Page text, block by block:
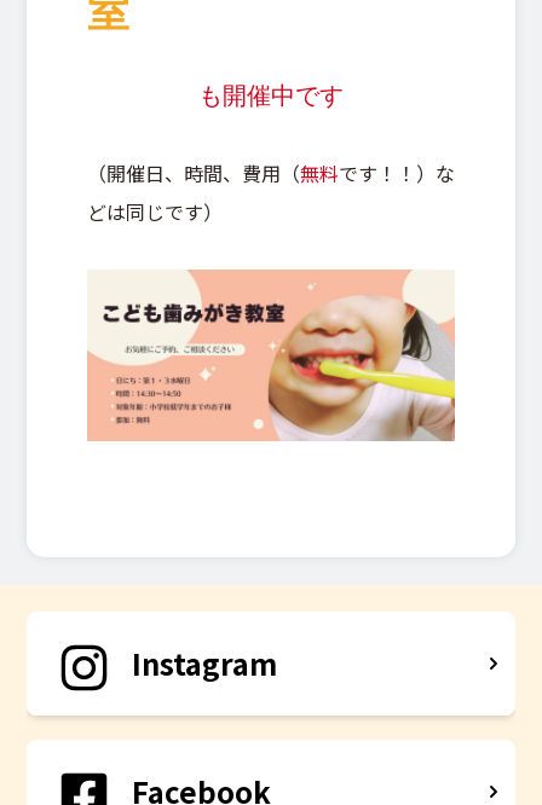
室
も開催中です
（開催日、時間、費用（無料です！！）な
どは同じです）
Instagram
Facebook